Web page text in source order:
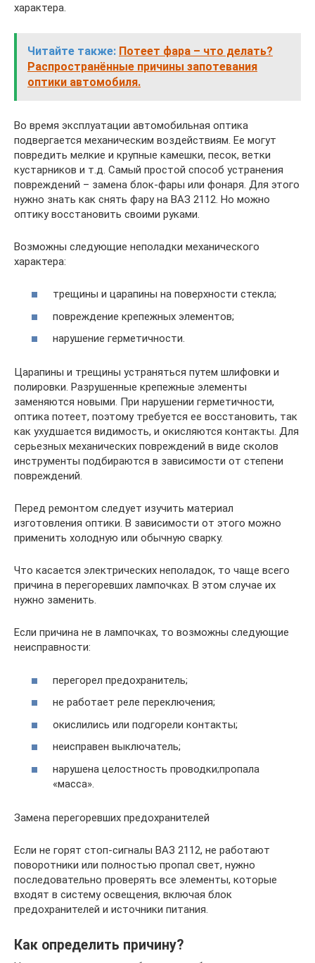
характера.
Читайте также: Потеет фара – что делать?
Распространённые причины запотевания
оптики автомобиля.
Во время эксплуатации автомобильная оптика
подвергается механическим воздействиям. Ее могут
повредить мелкие и крупные камешки, песок, ветки
кустарников и т.д. Самый простой способ устранения
повреждений – замена блок-фары или фонаря. Для этого
нужно знать как снять фару на ВАЗ 2112. Но можно
оптику восстановить своими руками.
Возможны следующие неполадки механического
характера:
трещины и царапины на поверхности стекла;
повреждение крепежных элементов;
нарушение герметичности.
Царапины и трещины устраняться путем шлифовки и
полировки. Разрушенные крепежные элементы
заменяются новыми. При нарушении герметичности,
оптика потеет, поэтому требуется ее восстановить, так
как ухудшается видимость, и окисляются контакты. Для
серьезных механических повреждений в виде сколов
инструменты подбираются в зависимости от степени
повреждений.
Перед ремонтом следует изучить материал
изготовления оптики. В зависимости от этого можно
применить холодную или обычную сварку.
Что касается электрических неполадок, то чаще всего
причина в перегоревших лампочках. В этом случае их
нужно заменить.
Если причина не в лампочках, то возможны следующие
неисправности:
перегорел предохранитель;
не работает реле переключения;
окислились или подгорели контакты;
неисправен выключатель;
нарушена целостность проводки;пропала
«масса».
Замена перегоревших предохранителей
Если не горят стоп-сигналы ВАЗ 2112, не работают
поворотники или полностью пропал свет, нужно
последовательно проверять все элементы, которые
входят в систему освещения, включая блок
предохранителей и источники питания.
Как определить причину?